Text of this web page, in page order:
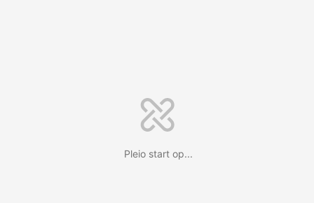
Pleio start op...